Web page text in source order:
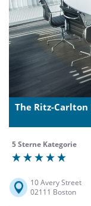
The Ritz-Carlton
5 Sterne Kategorie
10 Avery Street
02111 Boston